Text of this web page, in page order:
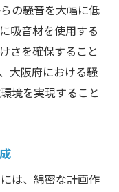
さを向上
した対策
適な防音空間
な空間作り
活の質向上
リフォームの提
の騒音を大幅に低
吸音材を使用する
さを確保すること
大阪府における騒
境を実現すること
は、綿密な計画作